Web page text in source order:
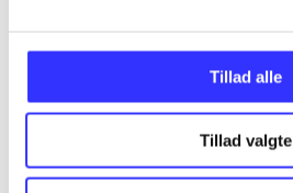
Tillad alle
Tillad valgte